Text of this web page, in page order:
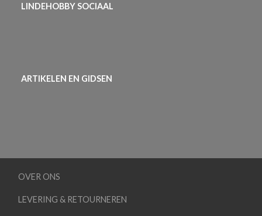
LINDEHOBBY SOCIAAL
ARTIKELEN EN GIDSEN
OVER ONS
LEVERING & RETOURNEREN